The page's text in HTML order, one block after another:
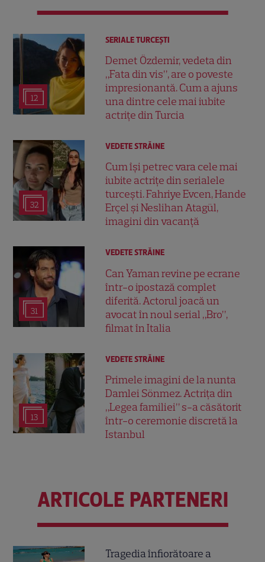
12
SERIALE TURCEŞTI
Demet Özdemir, vedeta din
„Fata din vis”, are o poveste
impresionantă. Cum a ajuns
una dintre cele mai iubite
actrițe din Turcia
32
VEDETE STRĂINE
Cum își petrec vara cele mai
iubite actrițe din serialele
turcești. Fahriye Evcen, Hande
Erçel și Neslihan Atagül,
imagini din vacanță
31
VEDETE STRĂINE
Can Yaman revine pe ecrane
într-o ipostază complet
diferită. Actorul joacă un
avocat în noul serial „Bro”,
filmat în Italia
13
VEDETE STRĂINE
Primele imagini de la nunta
Damlei Sönmez. Actrița din
„Legea familiei” s-a căsătorit
într-o ceremonie discretă la
Istanbul
ARTICOLE PARTENERI
Tragedia înfiorătoare a